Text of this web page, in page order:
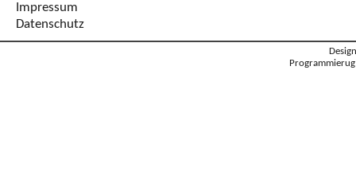
Impressum
Datenschutz